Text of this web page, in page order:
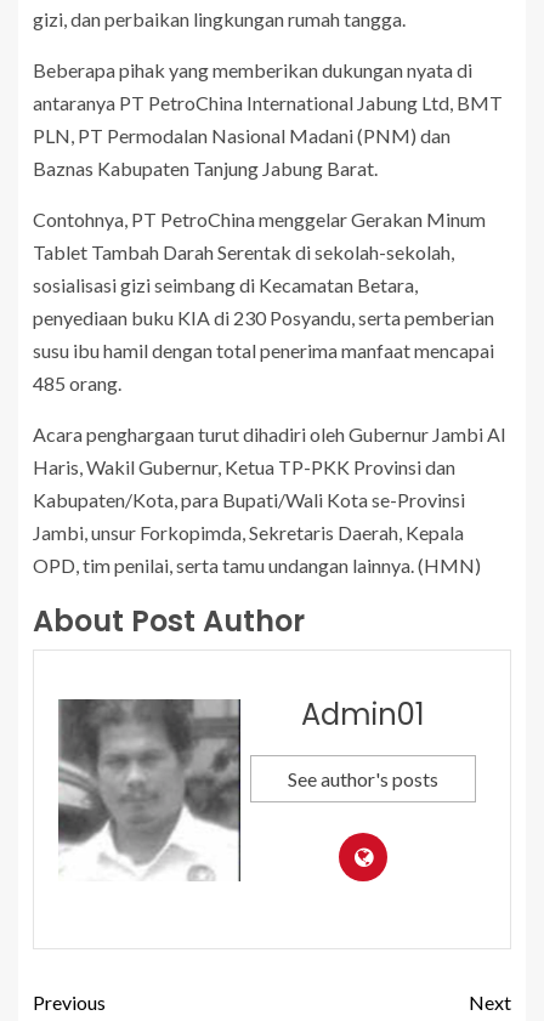
gizi, dan perbaikan lingkungan rumah tangga.
Beberapa pihak yang memberikan dukungan nyata di
antaranya PT PetroChina International Jabung Ltd, BMT
PLN, PT Permodalan Nasional Madani (PNM) dan
Baznas Kabupaten Tanjung Jabung Barat.
Contohnya, PT PetroChina menggelar Gerakan Minum
Tablet Tambah Darah Serentak di sekolah-sekolah,
sosialisasi gizi seimbang di Kecamatan Betara,
penyediaan buku KIA di 230 Posyandu, serta pemberian
susu ibu hamil dengan total penerima manfaat mencapai
485 orang.
Acara penghargaan turut dihadiri oleh Gubernur Jambi Al
Haris, Wakil Gubernur, Ketua TP-PKK Provinsi dan
Kabupaten/Kota, para Bupati/Wali Kota se-Provinsi
Jambi, unsur Forkopimda, Sekretaris Daerah, Kepala
OPD, tim penilai, serta tamu undangan lainnya. (HMN)
About Post Author
Admin01
See author's posts
Previous
Next